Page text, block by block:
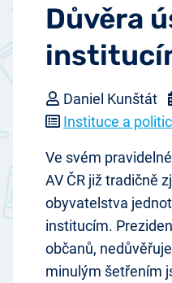
Důvěra
Daniel Kunštát
Instituce a
Ve svém
AV ČR již tradičně
obyvatelstva
institucím.
občanů,
minulým šetřením